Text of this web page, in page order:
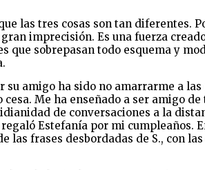
las tres cosas son tan diferentes.
imprecisión. Es una fuerza
sobrepasan todo esquema y
amigo ha sido no amarrarme a
Me ha enseñado a ser amigo
de conversaciones a la
Estefanía por mi cumpleaños.
frases desbordadas de S., con